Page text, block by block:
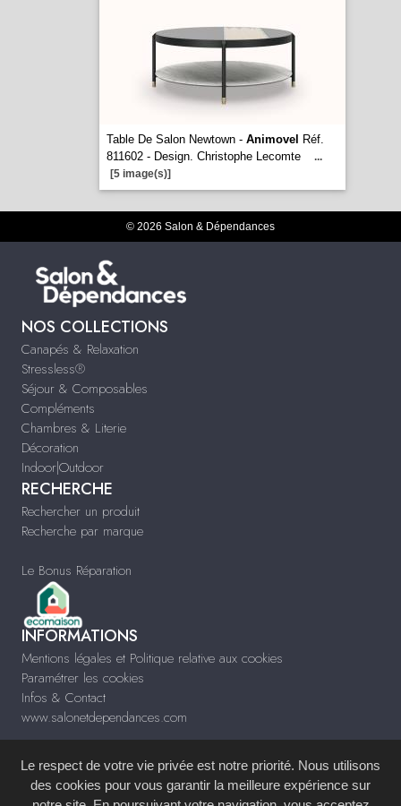
Table De Salon Newtown - Animovel
Réf.
811602 - Design. Christophe Lecomte
...
[5 image(s)]
© 2026 Salon & Dépendances
NOS COLLECTIONS
Canapés & Relaxation
Stressless®
Séjour & Composables
Compléments
Chambres & Literie
Décoration
Indoor|Outdoor
RECHERCHE
Rechercher un produit
Recherche par marque
Le Bonus Réparation
INFORMATIONS
Mentions légales et Politique relative aux cookies
Paramétrer les cookies
Infos & Contact
www.salonetdependances.com
Le respect de votre vie privée est notre priorité. Nous utilisons
des cookies pour vous garantir la meilleure expérience sur